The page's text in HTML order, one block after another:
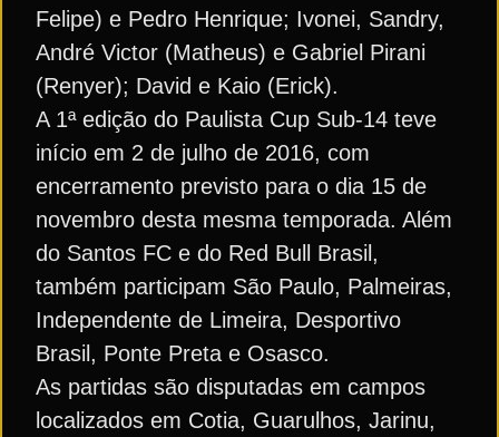
Felipe) e Pedro Henrique; Ivonei, Sandry,
André Victor (Matheus) e Gabriel Pirani
(Renyer); David e Kaio (Erick).
A 1ª edição do Paulista Cup Sub-14 teve
início em 2 de julho de 2016, com
encerramento previsto para o dia 15 de
novembro desta mesma temporada. Além
do Santos FC e do Red Bull Brasil,
também participam São Paulo, Palmeiras,
Independente de Limeira, Desportivo
Brasil, Ponte Preta e Osasco.
As partidas são disputadas em campos
localizados em Cotia, Guarulhos, Jarinu,